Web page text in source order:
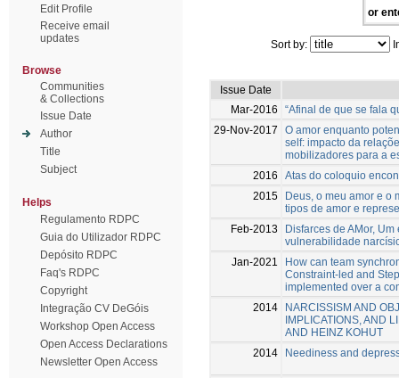
Edit Profile
Receive email
updates
Browse
Communities
& Collections
Issue Date
Author
Title
Subject
Helps
Regulamento RDPC
Guia do Utilizador RDPC
Depósito RDPC
Faq's RDPC
Copyright
Integração CV DeGóis
Workshop Open Access
Open Access Declarations
Newsletter Open Access
or
Sort by:
Issue Date
Mar-2016
“Afinal de que se fala
29-Nov-2017
O amor enquanto
self: impacto da
mobilizadores para a
2016
Atas do coloquio
2015
Deus, o meu amor e o
tipos de amor e
Feb-2013
Disfarces de AMor,
vulnerabilidade
Jan-2021
How can team
Constraint-led and
implemented over a
2014
NARCISSISM AND
IMPLICATIONS, AND
AND HEINZ KOHUT
2014
Neediness and